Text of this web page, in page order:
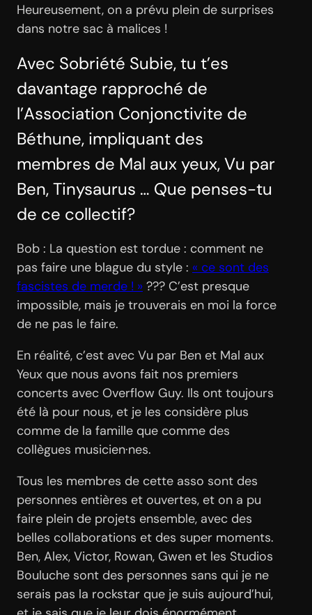
Heureusement, on a prévu plein de surprises
dans notre sac à malices !
Avec Sobriété Subie, tu t’es
davantage rapproché de
l’Association Conjonctivite de
Béthune, impliquant des
membres de Mal aux yeux, Vu par
Ben, Tinysaurus … Que penses-tu
de ce collectif?
Bob : La question est tordue : comment ne
pas faire une blague du style : « ce sont des
fascistes de merde ! » ??? C’est presque
impossible, mais je trouverais en moi la force
de ne pas le faire.
En réalité, c’est avec Vu par Ben et Mal aux
Yeux que nous avons fait nos premiers
concerts avec Overflow Guy. Ils ont toujours
été là pour nous, et je les considère plus
comme de la famille que comme des
collègues musicien·nes.
Tous les membres de cette asso sont des
personnes entières et ouvertes, et on a pu
faire plein de projets ensemble, avec des
belles collaborations et des super moments.
Ben, Alex, Victor, Rowan, Gwen et les Studios
Bouluche sont des personnes sans qui je ne
serais pas la rockstar que je suis aujourd’hui,